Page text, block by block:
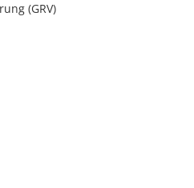
(GRV)